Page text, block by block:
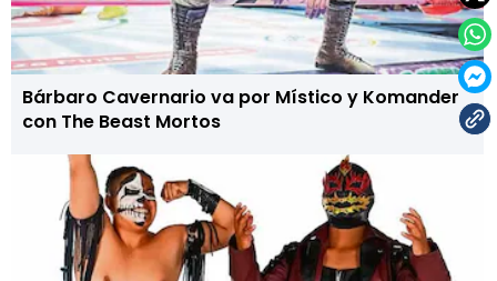
Bárbaro Cavernario va por Místico y Komander
con The Beast Mortos